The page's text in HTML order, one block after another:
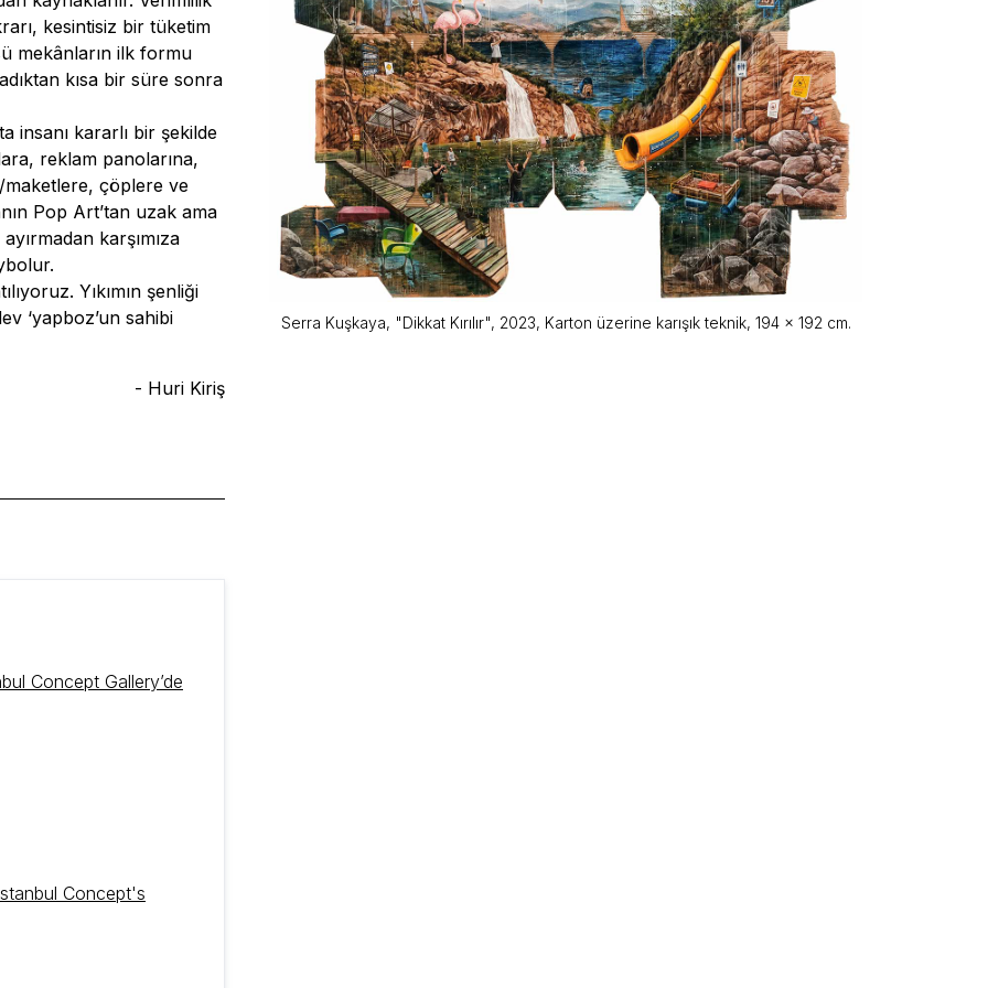
kesintisiz bir tüketim
mekânların ilk formu
kısa bir süre sonra
insanı kararlı bir şekilde
reklam panolarına,
çöplere ve
Pop Art’tan uzak ama
karşımıza
Yıkımın şenliği
‘yapboz’un sahibi
- Huri Kiriş
Concept Gallery’de
Concept's
Serra Kuşkaya, "Dikkat Kırılır", 2023, Karton üzerine karışık teknik, 194 x 192 cm.